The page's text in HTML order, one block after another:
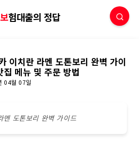
보험대출의 정답
이치란 라멘 도톤보리 완벽 가이
집 메뉴 및 주문 방법
04월 07일
멘 도톤보리 완벽 가이드